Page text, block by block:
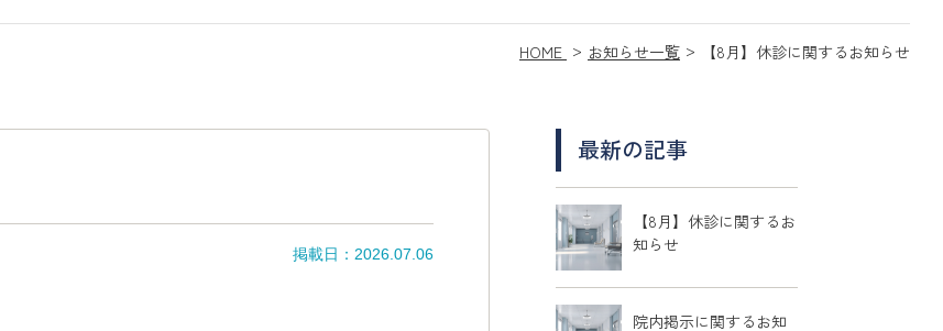
HOME お知らせ一覧 【8月】休診に関するお知らせ
掲載日：2026.07.06
最新の記事
【8月】休診に関するお
知らせ
院内掲示に関するお知